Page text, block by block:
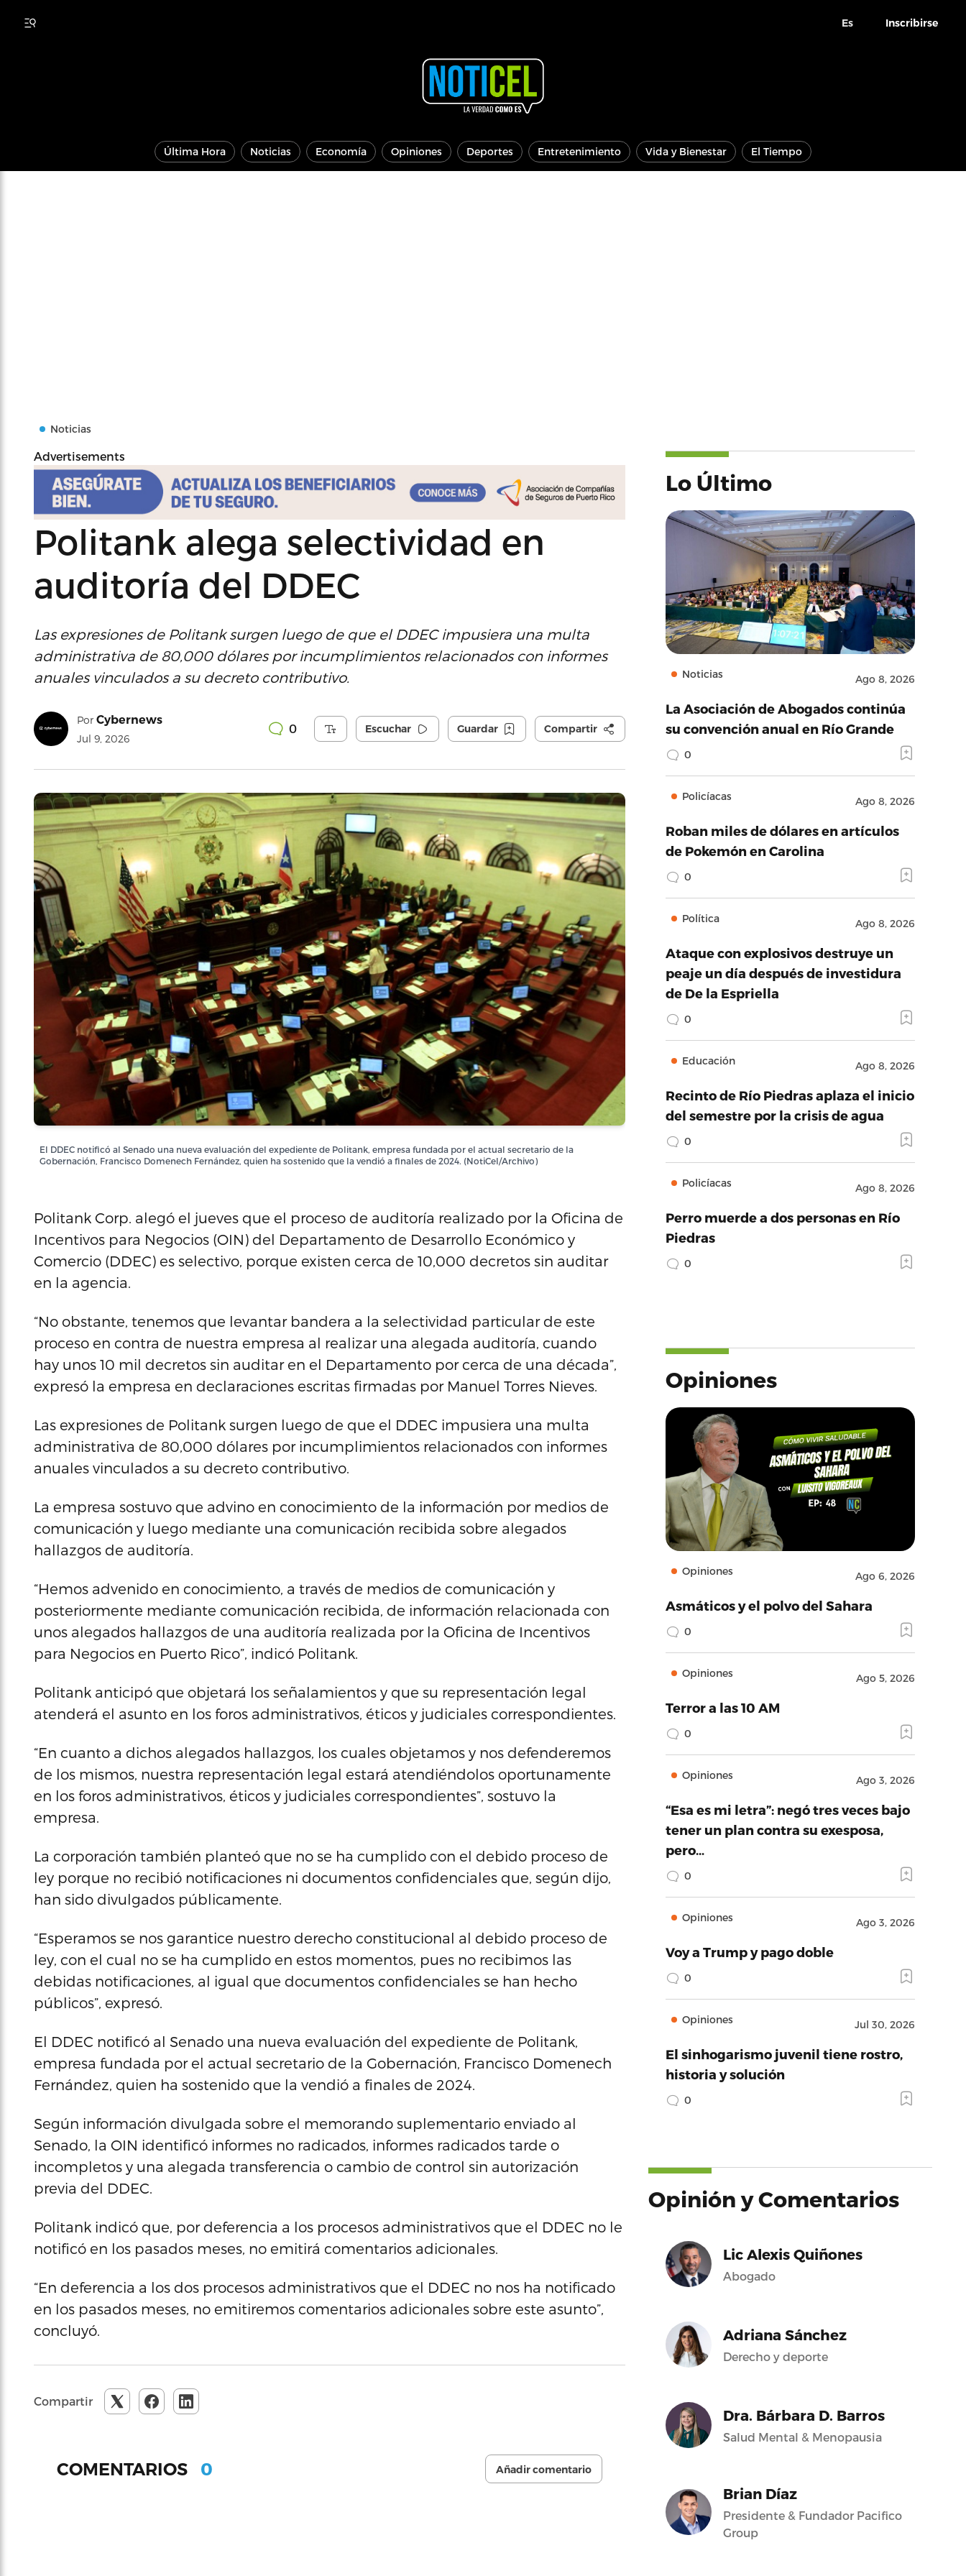
Es Inscribirse
Última Hora Noticias Economía Opiniones Deportes Entretenimiento Vida y Bienestar El Tiempo
Noticias
Advertisements
Politank alega selectividad en
auditoría del DDEC
Las expresiones de Politank surgen luego de que el DDEC impusiera una multa
administrativa de 80,000 dólares por incumplimientos relacionados con informes
anuales vinculados a su decreto contributivo.
Por Cybernews
Jul 9, 2026
0 Escuchar Guardar Compartir
El DDEC notificó al Senado una nueva evaluación del expediente de Politank, empresa fundada por el actual secretario de la
Gobernación, Francisco Domenech Fernández, quien ha sostenido que la vendió a finales de 2024. (NotiCel/Archivo)
Politank Corp. alegó el jueves que el proceso de auditoría realizado por la Oficina de
Incentivos para Negocios (OIN) del Departamento de Desarrollo Económico y
Comercio (DDEC) es selectivo, porque existen cerca de 10,000 decretos sin auditar
en la agencia.
“No obstante, tenemos que levantar bandera a la selectividad particular de este
proceso en contra de nuestra empresa al realizar una alegada auditoría, cuando
hay unos 10 mil decretos sin auditar en el Departamento por cerca de una década”,
expresó la empresa en declaraciones escritas firmadas por Manuel Torres Nieves.
Las expresiones de Politank surgen luego de que el DDEC impusiera una multa
administrativa de 80,000 dólares por incumplimientos relacionados con informes
anuales vinculados a su decreto contributivo.
La empresa sostuvo que advino en conocimiento de la información por medios de
comunicación y luego mediante una comunicación recibida sobre alegados
hallazgos de auditoría.
“Hemos advenido en conocimiento, a través de medios de comunicación y
posteriormente mediante comunicación recibida, de información relacionada con
unos alegados hallazgos de una auditoría realizada por la Oficina de Incentivos
para Negocios en Puerto Rico”, indicó Politank.
Politank anticipó que objetará los señalamientos y que su representación legal
atenderá el asunto en los foros administrativos, éticos y judiciales correspondientes.
“En cuanto a dichos alegados hallazgos, los cuales objetamos y nos defenderemos
de los mismos, nuestra representación legal estará atendiéndolos oportunamente
en los foros administrativos, éticos y judiciales correspondientes”, sostuvo la
empresa.
La corporación también planteó que no se ha cumplido con el debido proceso de
ley porque no recibió notificaciones ni documentos confidenciales que, según dijo,
han sido divulgados públicamente.
“Esperamos se nos garantice nuestro derecho constitucional al debido proceso de
ley, con el cual no se ha cumplido en estos momentos, pues no recibimos las
debidas notificaciones, al igual que documentos confidenciales se han hecho
públicos”, expresó.
El DDEC notificó al Senado una nueva evaluación del expediente de Politank,
empresa fundada por el actual secretario de la Gobernación, Francisco Domenech
Fernández, quien ha sostenido que la vendió a finales de 2024.
Según información divulgada sobre el memorando suplementario enviado al
Senado, la OIN identificó informes no radicados, informes radicados tarde o
incompletos y una alegada transferencia o cambio de control sin autorización
previa del DDEC.
Politank indicó que, por deferencia a los procesos administrativos que el DDEC no le
notificó en los pasados meses, no emitirá comentarios adicionales.
“En deferencia a los dos procesos administrativos que el DDEC no nos ha notificado
en los pasados meses, no emitiremos comentarios adicionales sobre este asunto”,
concluyó.
Compartir
COMENTARIOS 0 Añadir comentario
Lo Último
Noticias Ago 8, 2026
La Asociación de Abogados continúa
su convención anual en Río Grande
0
Policíacas Ago 8, 2026
Roban miles de dólares en artículos
de Pokemón en Carolina
0
Política Ago 8, 2026
Ataque con explosivos destruye un
peaje un día después de investidura
de De la Espriella
0
Educación Ago 8, 2026
Recinto de Río Piedras aplaza el inicio
del semestre por la crisis de agua
0
Policíacas Ago 8, 2026
Perro muerde a dos personas en Río
Piedras
0
Opiniones
Opiniones Ago 6, 2026
Asmáticos y el polvo del Sahara
0
Opiniones Ago 5, 2026
Terror a las 10 AM
0
Opiniones Ago 3, 2026
“Esa es mi letra”: negó tres veces bajo
tener un plan contra su exesposa,
pero…
0
Opiniones Ago 3, 2026
Voy a Trump y pago doble
0
Opiniones Jul 30, 2026
El sinhogarismo juvenil tiene rostro,
historia y solución
0
Opinión y Comentarios
Lic Alexis Quiñones
Abogado
Adriana Sánchez
Derecho y deporte
Dra. Bárbara D. Barros
Salud Mental & Menopausia
Brian Díaz
Presidente & Fundador Pacifico
Group